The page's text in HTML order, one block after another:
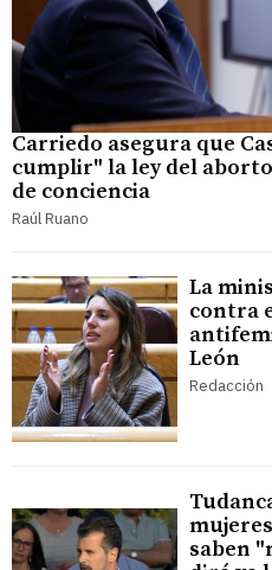
Carriedo asegura que
cumplir" la ley del
de conciencia
Raúl Ruano
La
contra
León
Redacción
saben